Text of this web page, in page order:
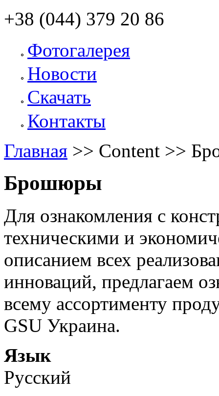
+38 (044) 379 20 86
Фотогалерея
Новости
Скачать
Контакты
Главная >> Content >>
Брошюры
Для ознакомления с
техническими и
описанием всех
инноваций, предлагаем
всему ассортименту
GSU Украина.
Язык
Русский